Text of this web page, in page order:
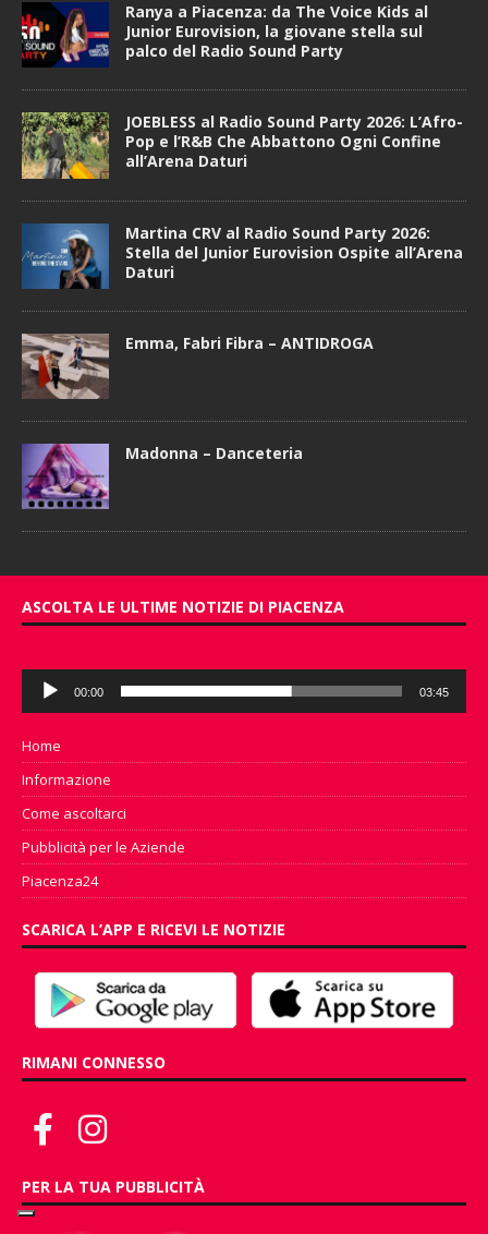
Ranya a Piacenza: da The Voice Kids al
Junior Eurovision, la giovane stella sul
palco del Radio Sound Party
JOEBLESS al Radio Sound Party 2026: L’Afro-
Pop e l’R&B Che Abbattono Ogni Confine
all’Arena Daturi
Martina CRV al Radio Sound Party 2026:
Stella del Junior Eurovision Ospite all’Arena
Daturi
Emma, Fabri Fibra – ANTIDROGA
Madonna – Danceteria
ASCOLTA LE ULTIME NOTIZIE DI PIACENZA
Audio
Player
00:00 03:45
Home
Informazione
Come ascoltarci
Pubblicità per le Aziende
Piacenza24
SCARICA L’APP E RICEVI LE NOTIZIE
RIMANI CONNESSO
PER LA TUA PUBBLICITÀ